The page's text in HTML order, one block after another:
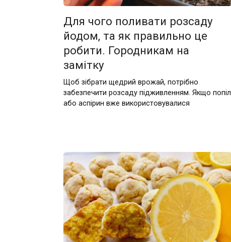
Для чого поливати розсаду
йодом, та як правильно це
робити. Городникам на
замітку
Щоб зібрати щедрий врожай, потрібно
забезпечити розсаду підживленням. Якщо попіл
або аспірин вже використовувалися